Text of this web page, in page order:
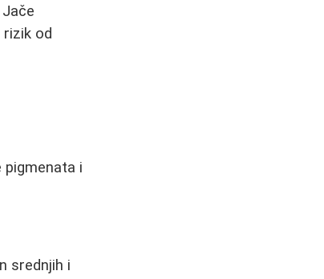
od
pigmenata i
srednjih i